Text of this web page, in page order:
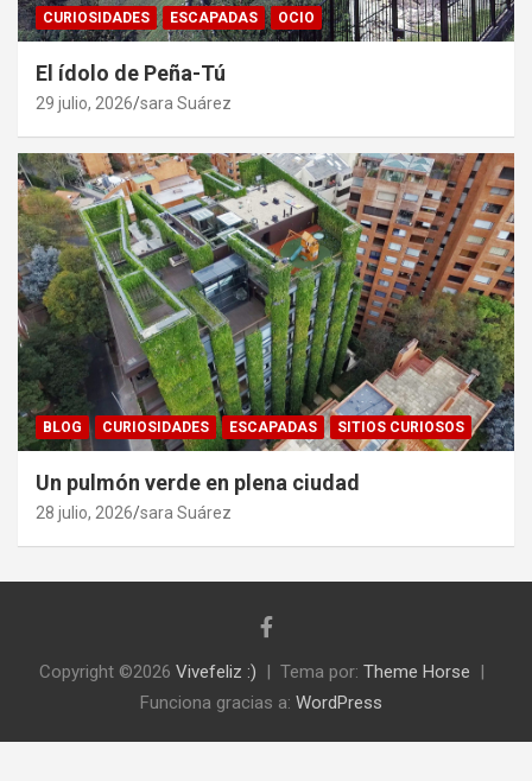
CURIOSIDADES ESCAPADAS OCIO
El ídolo de Peña-Tú
29 julio, 2026 sara Suárez
BLOG CURIOSIDADES ESCAPADAS SITIOS CURIOSOS
Un pulmón verde en plena ciudad
28 julio, 2026 sara Suárez
Copyright ©2026 Vivefeliz :) Tema por: Theme Horse
Funciona gracias a: WordPress